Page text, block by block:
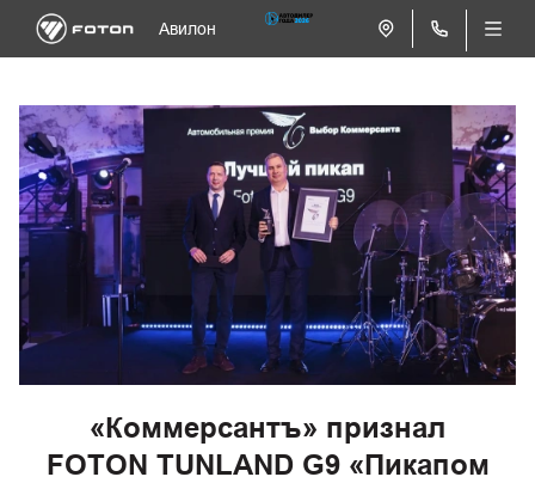
Авилон
«Коммерсантъ» признал
FOTON TUNLAND G9 «Пикапом